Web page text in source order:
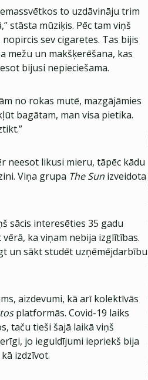
to uzdāvināju trim
stāsta mūziķis. Pēc tam viņš
sev cigaretes. Tas bijis
mežu un makšķerēšana, kas
bijusi nepieciešama.
no rokas mutē, mazgājāmies
bagātam, man visa pietika.
neesot likusi mieru, tāpēc kādu
Viņa grupa The Sun izveidota
sācis interesēties 35 gadu
ka viņam nebija izglītības.
un sākt studēt uzņēmējdarbību
aizdevumi, kā arī kolektīvās
platformās. Covid-19 laiks
taču tieši šajā laikā viņš
jo ieguldījumi iepriekš bija
izdzīvot.